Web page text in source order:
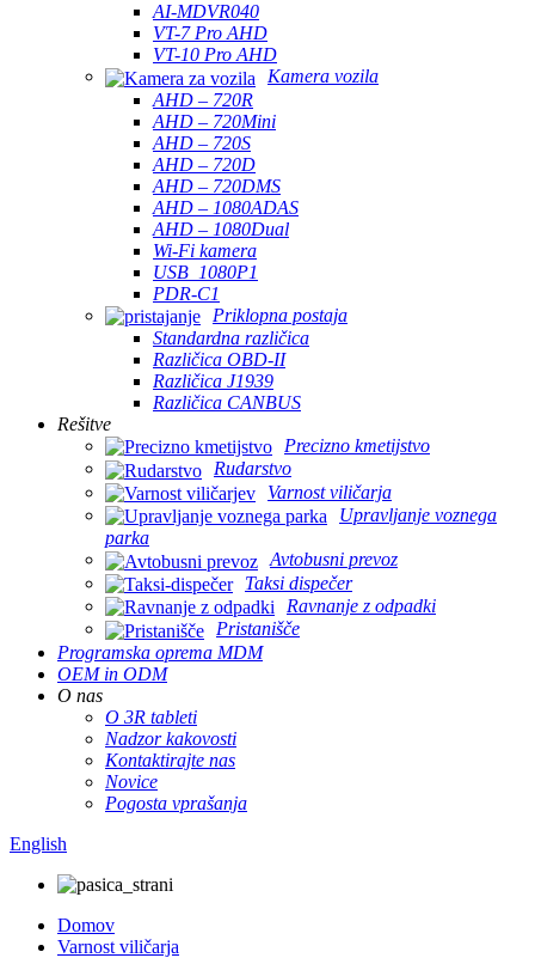
AI-MDVR040
VT-7 Pro AHD
VT-10 Pro AHD
Kamera vozila
AHD – 720R
AHD – 720Mini
AHD – 720S
AHD – 720D
AHD – 720DMS
AHD – 1080ADAS
AHD – 1080Dual
Wi-Fi kamera
USB_1080P1
PDR-C1
Priklopna postaja
Standardna različica
Različica OBD-II
Različica J1939
Različica CANBUS
Rešitve
Precizno kmetijstvo
Rudarstvo
Varnost viličarja
Upravljanje voznega
parka
Avtobusni prevoz
Taksi dispečer
Ravnanje z odpadki
Pristanišče
Programska oprema MDM
OEM in ODM
O nas
O 3R tableti
Nadzor kakovosti
Kontaktirajte nas
Novice
Pogosta vprašanja
English
Domov
Varnost viličarja